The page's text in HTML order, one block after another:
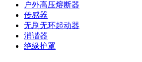
户外高压熔断器
传感器
无刷无环起动器
消谐器
绝缘护罩